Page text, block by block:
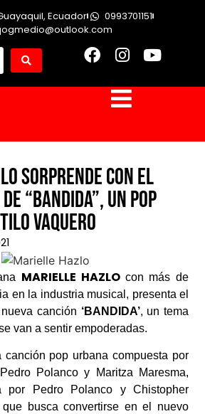
Ecuador
0993701151
sorprende con el
“Bandida”, un pop
vaquero
MARIELLE HAZLO con más de
en la industria musical, presenta el
canción ‘BANDIDA’, un tema
van a sentir empoderadas.
canción pop urbana compuesta por
Polanco y Maritza Maresma,
por Pedro Polanco y Chistopher
busca convertirse en el nuevo